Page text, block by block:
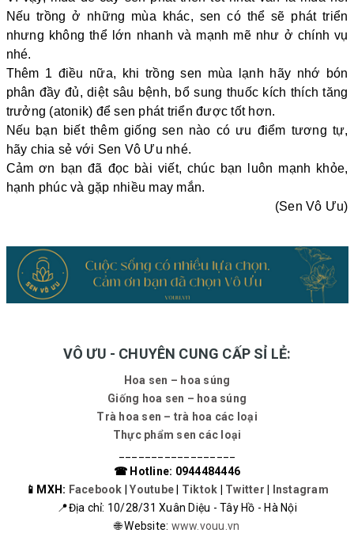
Nếu trồng ở những mùa khác, sen có thể sẽ phát triển
nhưng không thể lớn nhanh và mạnh mẽ như ở chính vụ
nhé.
Thêm 1 điều nữa, khi trồng sen mùa lạnh hãy nhớ bón
phân đầy đủ, diệt sâu bệnh, bổ sung thuốc kích thích tăng
trưởng (atonik) để sen phát triển được tốt hơn.
Nếu bạn biết thêm giống sen nào có ưu điểm tương tự,
hãy chia sẻ với Sen Vô Ưu nhé.
Cảm ơn bạn đã đọc bài viết, chúc bạn luôn mạnh khỏe,
hạnh phúc và gặp nhiều may mắn.
(Sen Vô Ưu)
VÔ ƯU - CHUYÊN CUNG CẤP SỈ LẺ:
Hoa sen – hoa súng
Giống hoa sen – hoa súng
Trà hoa sen – trà hoa các loại
Thực phẩm sen các loại
☎ Hotline: 0944484446
📱MXH: Facebook |Youtube Tiktok Twitter
Instagram
📍Địa chỉ: 10/28/31 Xuân Diệu - Tây Hồ - Hà Nội
🌐 Website: www.vouu.vn